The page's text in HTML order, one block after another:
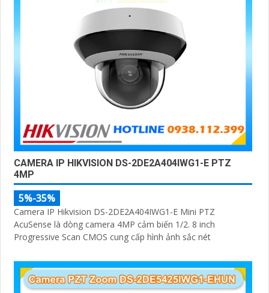
CAMERA IP HIKVISION DS-2DE2A404IWG1-E PTZ
4MP
5%-35%
Camera IP Hikvision DS-2DE2A404IWG1-E Mini PTZ
AcuSense là dòng camera 4MP cảm biến 1/2. 8 inch
Progressive Scan CMOS cung cấp hình ảnh sắc nét